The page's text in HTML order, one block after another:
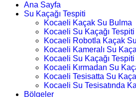
Ana Sayfa
Su Kaçağı Tespiti
Kocaeli Kaçak Su Bulma
Kocaeli Su Kaçağı Tespiti
Kocaeli Robotla Kaçak
Kocaeli Kameralı Su
Kocaeli Su Kaçağı Tespiti
Kocaeli Kırmadan Su
Kocaeli Tesisatta Su
Kocaeli Su Tesisatında
Bölgeler